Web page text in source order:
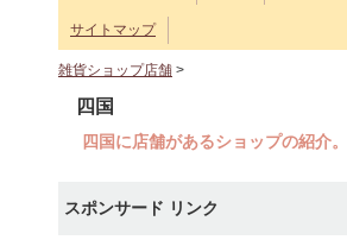
サイトマップ
雑貨ショップ店舗 >
四国
四国に店舗があるショップの紹介。
スポンサード リンク